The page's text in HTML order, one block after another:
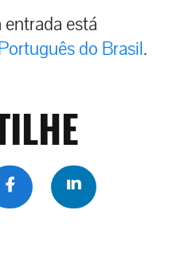
está
do Brasil.